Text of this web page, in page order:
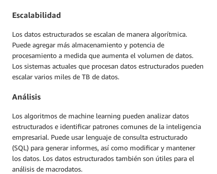
Escalabilidad
Los datos estructurados se escalan de manera algorítmica.
Puede agregar más almacenamiento y potencia de
procesamiento a medida que aumenta el volumen de datos.
Los sistemas actuales que procesan datos estructurados pueden
escalar varios miles de TB de datos.
Análisis
Los algoritmos de machine learning pueden analizar datos
estructurados e identificar patrones comunes de la inteligencia
empresarial. Puede usar lenguaje de consulta estructurado
(SQL) para generar informes, así como modificar y mantener
los datos. Los datos estructurados también son útiles para el
análisis de macrodatos.